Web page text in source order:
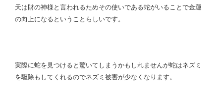
天は財の神様と言われるためその使いである蛇がいることで金運
の向上になるということらしいです。
実際に蛇を見つけると驚いてしまうかもしれませんが蛇はネズミ
を駆除もしてくれるのでネズミ被害が少なくなります。